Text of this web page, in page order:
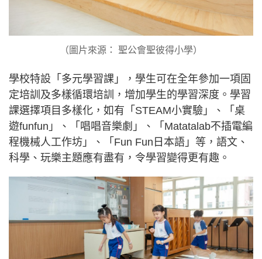
（圖片來源： 聖公會聖彼得小學）
學校特設「多元學習課」，學生可在全年參加一項固
定培訓及多樣循環培訓，增加學生的學習深度。學習
課選擇項目多樣化，如有「STEAM小實驗」、「桌
遊funfun」、「唱唱音樂劇」、「Matatalab不插電編
程機械人工作坊」、「Fun Fun日本語」等，語文、
科學、玩樂主題應有盡有，令學習變得更有趣。